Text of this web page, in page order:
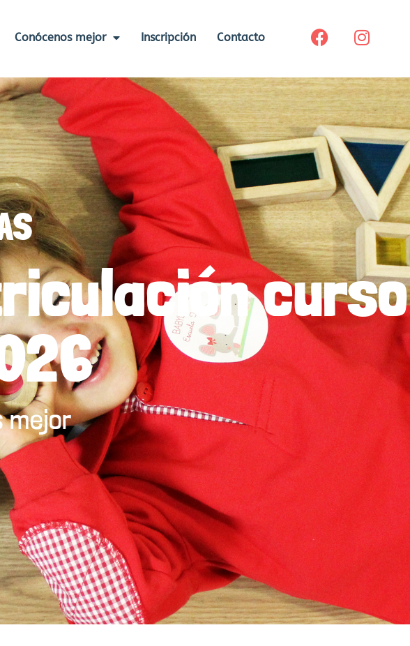
Conócenos mejor Inscripción Contacto
curso
mejor